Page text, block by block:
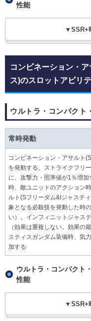
性能
▼SSR+
コンビネーション・
ス)のスロットアビリ
ウルトラ・コンパクト
常時発動
コンビネーション・アサルト
を発動する。ストライクフリ
に、攻撃力・照準値が1％増
時、敵ユニットのアクション
ルト(Sフリーダム&Iジャステ
象となる必殺技を発動した時
い）。インフィニットジャス
（効果は重複しない。効果の
スティスガンダム装備時、気
加する
ウルトラ・コンパクト
性能
▼SSR+